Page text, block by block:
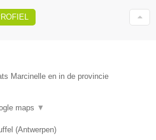
Marcinelle en in de provincie
maps ▼
(Antwerpen)